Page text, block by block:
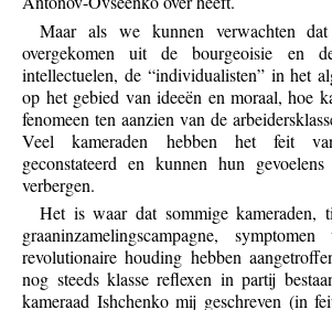
Maar als we kunnen verwachten
overgekomen uit de bourgeoisie en
intellectuelen, de “individualisten” in het
op het gebied van ideeën en moraal, hoe
fenomeen ten aanzien van de
Veel kameraden hebben het feit
geconstateerd en kunnen hun
verbergen.
Het is waar dat sommige kameraden,
graaninzamelingscampagne,
revolutionaire houding hebben
nog steeds klasse reflexen in partij
kameraad Ishchenko mij geschreven (in